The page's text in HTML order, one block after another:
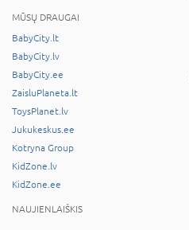
MŪSŲ DRAUGAI
BabyCity.lt
BabyCity.lv
BabyCity.ee
ZaisluPlaneta.lt
ToysPlanet.lv
Jukukeskus.ee
Kotryna Group
KidZone.lv
KidZone.ee
NAUJIENLAIŠKIS